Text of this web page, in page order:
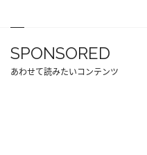
SPONSORED
あわせて読みたいコンテンツ